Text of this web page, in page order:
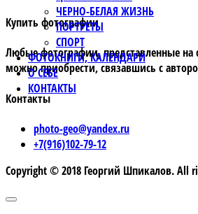
ЧЕРНО-БЕЛАЯ ЖИЗНЬ
ПОРТРЕТЫ
СПОРТ
ФОТОКНИГИ, КАЛЕНДАРИ
О СЕБЕ
КОНТАКТЫ
Купить фотографии
Любые фотографии, представленные на
можно приобрести, связавшись с
Контакты
photo-geo@yandex.ru
+7(916)102-79-12
Copyright © 2018 Георгий Шпикалов. All